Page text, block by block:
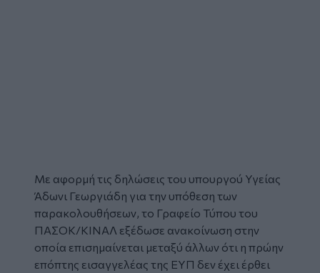
Με αφορμή τις δηλώσεις του υπουργού Υγείας
Άδωνι Γεωργιάδη για την υπόθεση των
παρακολουθήσεων, το Γραφείο Τύπου του
ΠΑΣΟΚ/ΚΙΝΑΛ εξέδωσε ανακοίνωση στην
οποία επισημαίνεται μεταξύ άλλων ότι η πρώην
επόπτης εισαγγελέας της ΕΥΠ δεν έχει έρθει